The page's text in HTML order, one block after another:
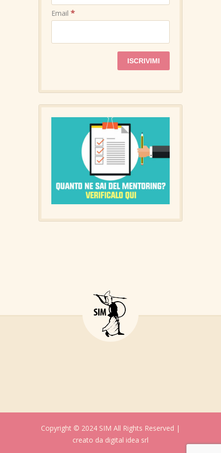
Email *
Copyright © 2024 SIM All Rights Reserved |
creato da digital idea srl